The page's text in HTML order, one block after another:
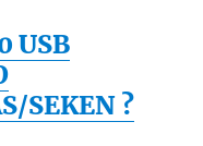
USB
SEKEN ?